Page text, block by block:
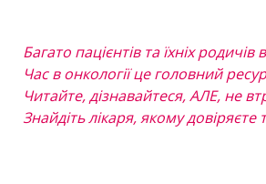
Багато пацієнтів та їхніх
Час в онкології це головний
Читайте, дізнавайтеся, АЛЕ, не
Знайдіть лікаря, якому